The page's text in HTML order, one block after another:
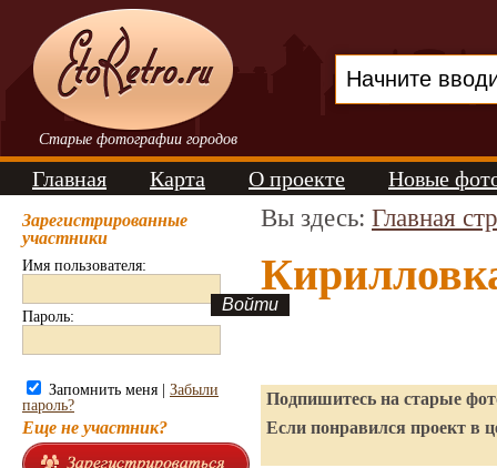
Старые фотографии городов
Главная Карта О проекте Новые
Зарегистрированные
участники
Имя пользователя:
Пароль:
Запомнить меня | Забыли
пароль?
Еще не участник?
Вы здесь: Главная
Подпишитесь на старые
Если понравился проект в